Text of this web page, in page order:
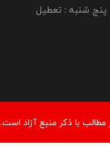
پنج شنبه : تعطیل
با ذكر منبع آزاد است.